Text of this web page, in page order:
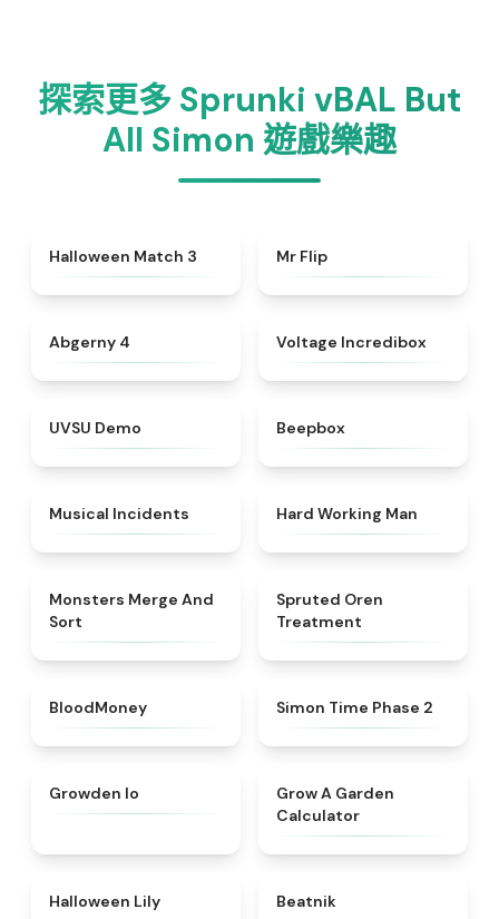
探索更多 Sprunki vBAL But
All Simon 遊戲樂趣
★
Halloween Match 3 Mr Flip
Abgerny 4 Voltage Incredibox
UVSU Demo Beepbox
Musical Incidents Hard Working Man
★ 4.7
Monsters Merge And
Sort
Spruted Oren
Treatment
BloodMoney ★4.6
Simon Time Phase 2
Growden Io
Grow A Garden
Calculator
Halloween Lily Beatnik